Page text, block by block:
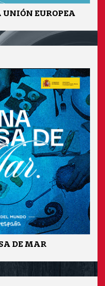
EUROPEA
DE MAR